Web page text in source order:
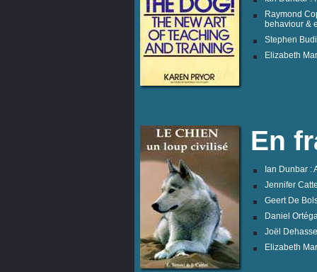
Raymond
behaviour &
Stephen
Elizabeth
En
Ian Dunbar :
Jennifer
Geert De
Daniel
Joël
Elizabeth